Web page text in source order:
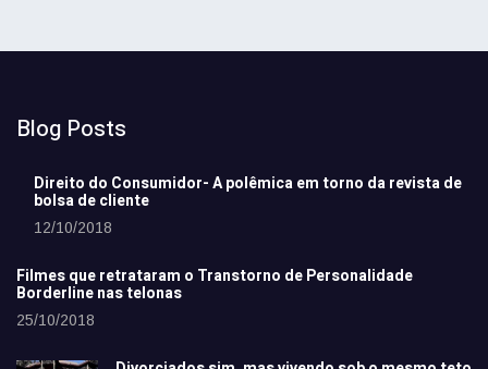
Blog Posts
Direito do Consumidor- A polêmica em torno da revista de
bolsa de cliente
12/10/2018
Filmes que retrataram o Transtorno de Personalidade
Borderline nas telonas
25/10/2018